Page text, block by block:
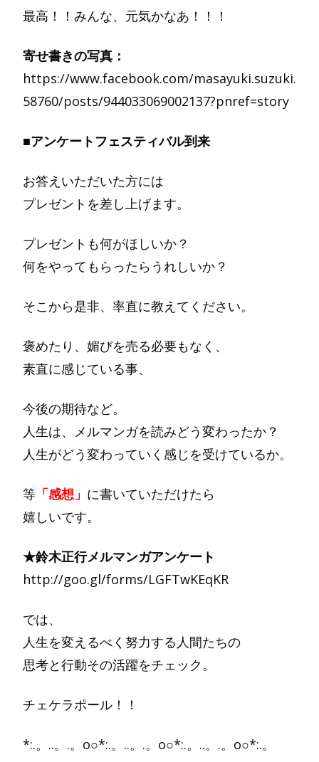
最高！！みんな、元気かなあ！！！
寄せ書きの写真：
https://www.facebook.com/masayuki.suzuki.
58760/posts/944033069002137?pnref=story
■アンケートフェスティバル到来
お答えいただいた方には
プレゼントを差し上げます。
プレゼントも何がほしいか？
何をやってもらったらうれしいか？
そこから是非、率直に教えてください。
褒めたり、媚びを売る必要もなく、
素直に感じている事、
今後の期待など。
人生は、メルマンガを読みどう変わったか？
人生がどう変わっていく感じを受けているか。
等 「感想」 に書いていただけたら
嬉しいです。
★鈴木正行メルマンガアンケート
http://goo.gl/forms/LGFTwKEqKR
では、
人生を変えるべく努力する人間たちの
思考と行動その活躍をチェック。
チェケラポール！！
*:.。..。.。o○*:.。..。.。o○*:.。..。.。o○*:.。